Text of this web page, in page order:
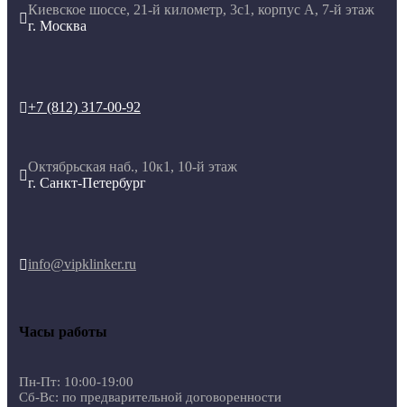

Киевское шоссе, 21-й километр, 3с1, корпус А, 7-й этаж
г. Москва
+7 (812) 317-00-92

Октябрьская наб., 10к1, 10-й этаж
г. Санкт-Петербург
info@vipklinker.ru
Часы работы
Пн-Пт: 10:00-19:00
Сб-Вс: по предварительной договоренности